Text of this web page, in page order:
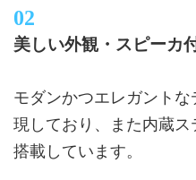
美しい外観・スピーカ
モダンかつエレガント
現しており、また内蔵
搭載しています。